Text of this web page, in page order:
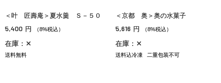
＜叶 匠壽庵＞夏水羹 Ｓ－５０
5,400 円 （8%税込）
在庫：✕
送料無料
＜京都 奥＞奥の水菓子
5,616 円 （8%税込）
在庫：✕
送料込冷凍 二重包装不可